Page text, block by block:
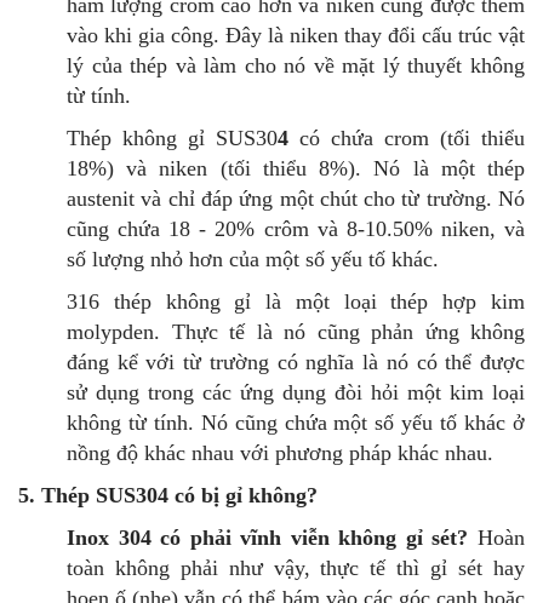
vào khi gia công. Đây là niken thay đổi cấu trúc vật
lý của thép và làm cho nó về mặt lý thuyết không
từ tính.
Thép không gỉ SUS304 có chứa crom (tối thiểu
18%) và niken (tối thiểu 8%). Nó là một thép
austenit và chỉ đáp ứng một chút cho từ trường. Nó
cũng chứa 18 - 20% crôm và 8-10.50% niken, và
số lượng nhỏ hơn của một số yếu tố khác.
316 thép không gỉ là một loại thép hợp kim
molypden. Thực tế là nó cũng phản ứng không
đáng kể với từ trường có nghĩa là nó có thể được
sử dụng trong các ứng dụng đòi hỏi một kim loại
không từ tính. Nó cũng chứa một số yếu tố khác ở
nồng độ khác nhau với phương pháp khác nhau.
5. Thép SUS304 có bị gỉ không?
Inox 304 có phải vĩnh viễn không gỉ sét? Hoàn
toàn không phải như vậy, thực tế thì gỉ sét hay
hoen ố (nhẹ) vẫn có thể bám vào các góc cạnh hoặc